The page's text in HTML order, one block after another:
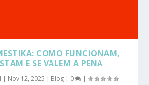
COMO FUNCIONAM,
E SE VALEM A PENA
| Nov 12, 2025 | Blog | 0 |